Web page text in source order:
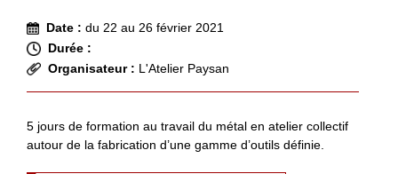
Date : du 22 au 26 février 2021
Durée :
Organisateur : L'Atelier Paysan
5 jours de formation au travail du métal en atelier collectif
autour de la fabrication d’une gamme d’outils définie.